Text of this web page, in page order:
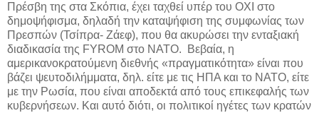
Πρέσβη της στα Σκόπια, έχει ταχθεί υπέρ του ΟΧΙ στο
δημοψήφισμα, δηλαδή την καταψήφιση της συμφωνίας των
Πρεσπών (Τσίπρα- Ζάεφ), που θα ακυρώσει την ενταξιακή
διαδικασία της FYROM στο NATO. Βεβαία, η
αμερικανοκρατούμενη διεθνής «πραγματικότητα» είναι που
βάζει ψευτοδιλήμματα, δηλ. είτε με τις ΗΠΑ και το ΝΑΤΟ, είτε
με την Ρωσία, που είναι αποδεκτά από τους επικεφαλής των
κυβερνήσεων. Και αυτό διότι, οι πολιτικοί ηγέτες των κρατών